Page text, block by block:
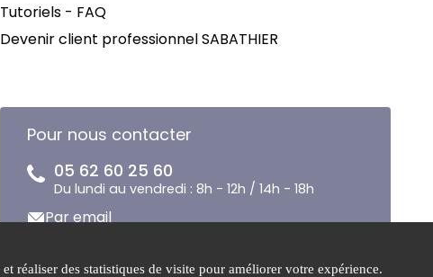
Tutoriels - FAQ
Devenir client professionnel SABATHIER
Pour nous contacter
05 62 60 25 60
Du lundi au vendredi : 8h - 12h / 14h - 18h
Par email
réaliser des statistiques de visite pour améliorer votre expérience.